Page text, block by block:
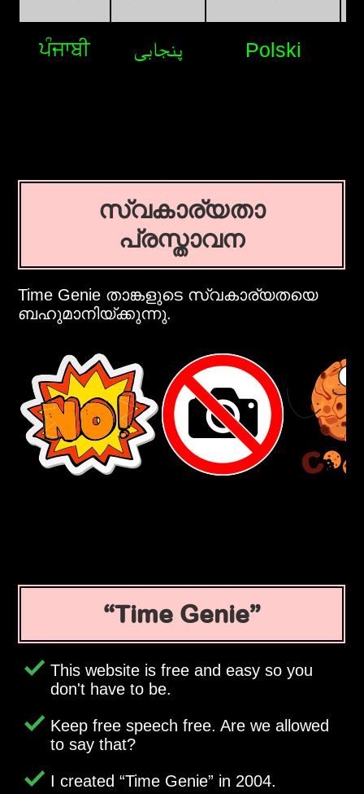
ਪੰਜਾਬੀ پنجابی Polski
സ്വകാര്യതാ
പ്രസ്താവന
Time Genie താങ്കളുടെ സ്വകാര്യതയെ
ബഹുമാനിയ്ക്കുന്നു.
Time Genie
This website is free and easy so you
don't have to be.
Keep free speech free. Are we allowed
to say that?
I created Time Genie in 2004.